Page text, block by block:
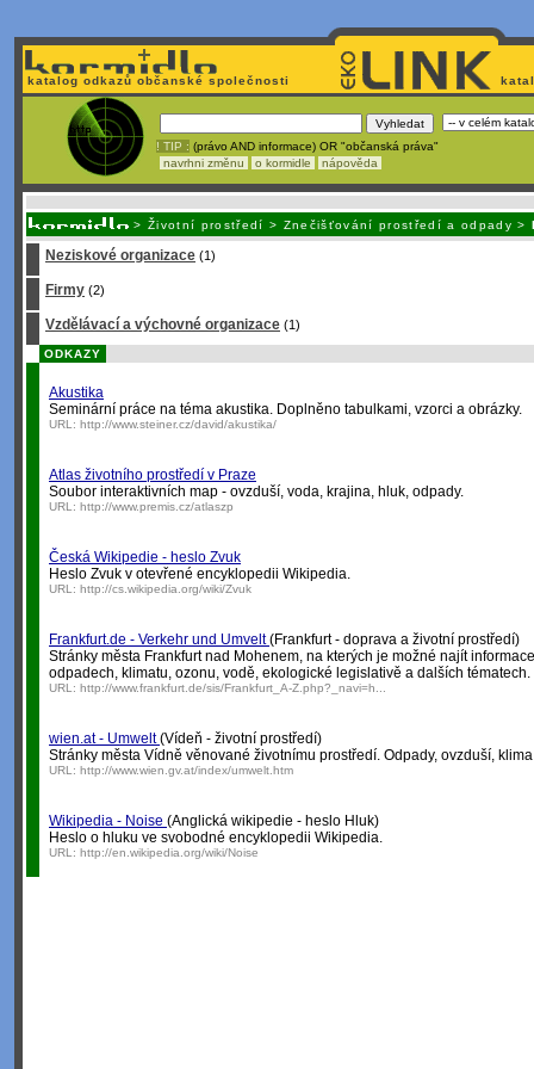
katalog odkazů občanské společnosti
! TIP : (právo AND informace) OR "občanská práva"
navrhni změnu
o kormidle nápověda
> Životní prostředí > Znečišťování prostředí a odpady >
Neziskové organizace (1)
Firmy (2)
Vzdělávací a výchovné organizace (1)
ODKAZY
Akustika
Seminární práce na téma akustika. Doplněno tabulkami, vzorci a obrázky.
URL: http://www.steiner.cz/david/akustika/
Atlas životního prostředí v Praze
Soubor interaktivních map - ovzduší, voda, krajina, hluk, odpady.
URL: http://www.premis.cz/atlaszp
Česká Wikipedie - heslo Zvuk
Heslo Zvuk v otevřené encyklopedii Wikipedia.
URL: http://cs.wikipedia.org/wiki/Zvuk
Frankfurt.de - Verkehr und Umvelt(Frankfurt - doprava a životní prostředí)
Stránky města Frankfurt nad Mohenem, na kterých je možné najít
odpadech, klimatu, ozonu, vodě, ekologické legislativě a dalších tématech.
URL: http://www.frankfurt.de/sis/Frankfurt_A-Z.php?_navi=h...
wien.at - Umwelt(Vídeň - životní prostředí)
Stránky města Vídně věnované životnímu prostředí. Odpady, ovzduší,
URL: http://www.wien.gv.at/index/umwelt.htm
Wikipedia - Noise (Anglická wikipedie - heslo Hluk)
Heslo o hluku ve svobodné encyklopedii Wikipedia.
URL: http://en.wikipedia.org/wiki/Noise